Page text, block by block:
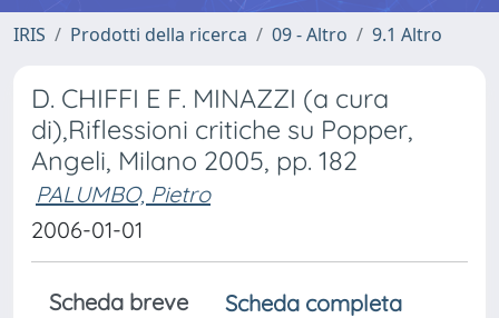
IRIS Prodotti della ricerca 09 - Altro 9.1 Altro
D. CHIFFI E F. MINAZZI (a cura
di),Riflessioni critiche su Popper,
Angeli, Milano 2005, pp. 182
PALUMBO, Pietro
2006-01-01
Scheda breve
Scheda completa